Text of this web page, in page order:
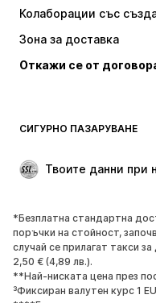
Бельо
Палта
Специални Поводи
ОБУВКИ
НОВО
Маратонки
Обувки с висок ток
Колаборации със
Зона за доставка
Откажи се от
СИГУРНО ПАЗАРУВАНЕ
Твоите данни при
*Безплатна стандартна
поръчки на стойност,
случай се прилагат такси
2,50 € (4,89 лв.).
**Най-ниската цена през
³Фиксиран валутен курс 1